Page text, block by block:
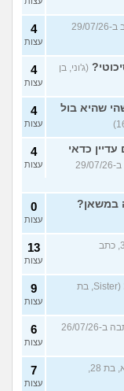
(אנונימי, בן 20, כתב ב-29/07/26
4
עצות
(ג'וני, בן
4
עצות
שהיא בול
4
עצות
כדאי
(אסראא, בת 18, כתבה ב-29/07/26
4
עצות
במשאן? 0
עצות
(אלירן, בן 30, כתב
13
עצות
(Sister, בת
9
עצות
(נערה, בת 16, כתבה ב-26/07/26
6
עצות
(א, בת 28,
7
עצות